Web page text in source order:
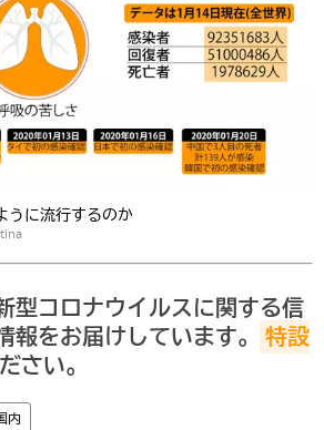
うに流行するのか
型コロナウイルスに関する信
報をお届けしています。 特設
さい。
内